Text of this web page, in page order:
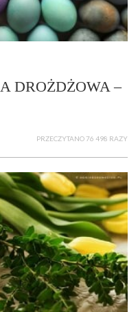
DROŻDŻOWA –
PRZECZYTANO 76 498 RAZY